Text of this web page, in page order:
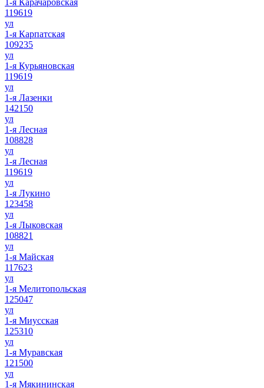
119619
ул
1-я Карпатская
109235
ул
1-я Курьяновская
119619
ул
1-я Лазенки
142150
ул
1-я Лесная
108828
ул
1-я Лесная
119619
ул
1-я Лукино
123458
ул
1-я Лыковская
108821
ул
1-я Майская
117623
ул
1-я Мелитопольская
125047
ул
1-я Миусская
125310
ул
1-я Муравская
121500
ул
1-я Мякининская